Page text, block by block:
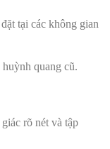
tại các không gian
quang cũ.
rõ nét và tập